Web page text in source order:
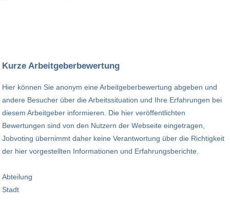
Kurze Arbeitgeberbewertung
Hier können Sie anonym eine Arbeitgeberbewertung abgeben und
andere Besucher über die Arbeitssituation und Ihre Erfahrungen bei
diesem Arbeitgeber informieren. Die hier veröffentlichten
Bewertungen sind von den Nutzern der Webseite eingetragen,
Jobvoting übernimmt daher keine Verantwortung über die Richtigkeit
der hier vorgestellten Informationen und Erfahrungsberichte.
Abteilung
Stadt